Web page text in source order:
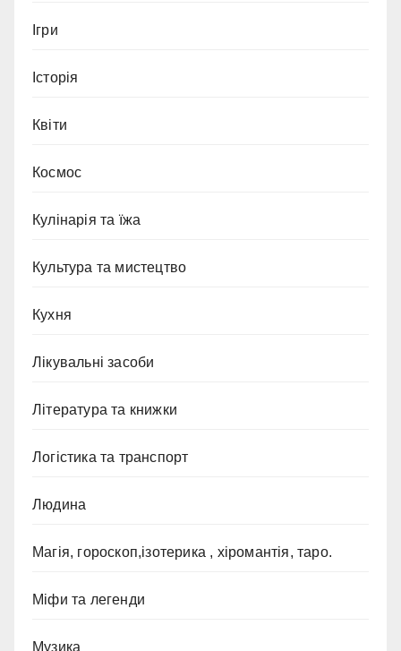
Ігри
Історія
Квіти
Космос
Кулінарія та їжа
Культура та мистецтво
Кухня
Лікувальні засоби
Література та книжки
Логістика та транспорт
Людина
Магія, гороскоп,ізотерика , хіромантія, таро.
Міфи та легенди
Музика